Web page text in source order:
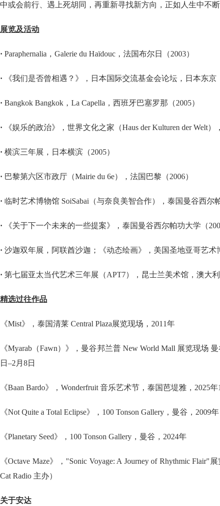
中或会前行、遇上死胡同，再重新寻找新方向，正如人生中不
展览及活动
· Paraphernalia，Galerie du Haïdouc，法国布尔日（2003）
· 《我们是否曾相遇？》，日本国际交流基金会论坛，日本东京
· Bangkok Bangkok，La Capella，西班牙巴塞罗那（2005）
· 《娱乐的政治》，世界文化之家（Haus der Kulturen der Welt
· 横滨三年展，日本横滨（2005）
· 巴黎第六区市政厅（Mairie du 6e），法国巴黎（2006）
· 临时艺术博物馆 SoiSabai（与奈良美智合作），泰国曼谷西尔
· 《关于下一个未来的一些提案》，泰国曼谷西尔帕功大学（
· 沙迦双年展，阿联酋沙迦；《动态绘画》，美国圣地亚哥艺术
· 第七届亚太当代艺术三年展（APT7），昆士兰美术馆，澳大
精选过往作品
《Mist》，泰国清莱 Central Plaza展览现场，2011年
《Myarab（Fawn）》，曼谷邦兰普 New World Mall 展览现场
日–2月8日
《Baan Bardo》，Wonderfruit 音乐艺术节，泰国芭堤雅，2025年
《Not Quite a Total Eclipse》，100 Tonson Gallery，曼谷，2009年
《Planetary Seed》，100 Tonson Gallery，曼谷，2024年
《Octave Maze》，"Sonic Voyage: A Journey of Rhythmic Flair"
Cat Radio 主办）
关于安达